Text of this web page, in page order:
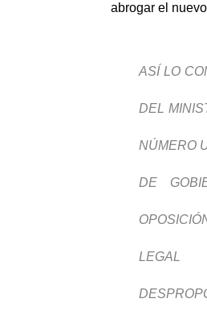
abrogar el
ASÍ LO
DEL
NÚMERO
DE
LEGAL